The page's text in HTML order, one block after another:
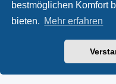
bestmöglichen Komfort
bieten. Mehr erfahren
Deutsche
Datenschutz